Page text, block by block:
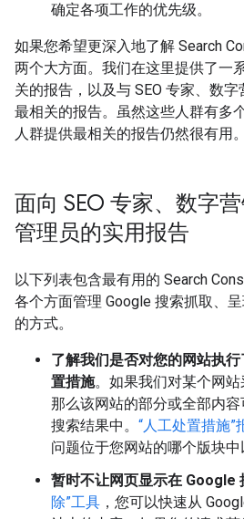
确定各项工作的优先级。
如果您希望更深入地了解 Search
两个大方面。我们在这里提供了一
关的报告，以及与 SEO 专家、数
最相关的报告。虽然这些人群有多
人群提供最相关的报告仍然很有用。
面向 SEO 专家、数字
管理员的实用报告
以下列表包含最有用的 Search
各个方面管理 Google 搜索抓取、
的方式。
了解我们是否对您的网站执
置措施。如果我们对某个网站
那么该网站的部分或全部内
搜索结果中。 “人工处置措施”
问题位于您网站的哪个版块中
暂时不让网页显示在 Google
除”工具 ，您可以快速从